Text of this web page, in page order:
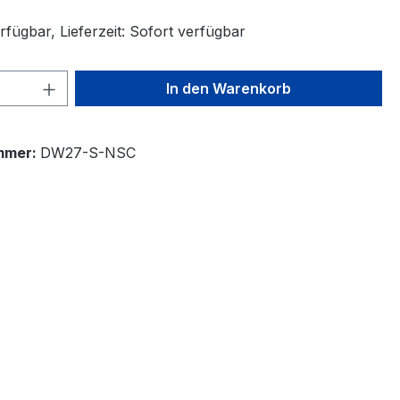
Lieferzeit: Sofort verfügbar
Anzahl: Gib den gewünschten Wert
In den Warenkorb
DW27-S-NSC